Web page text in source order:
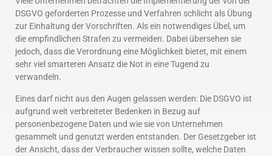
DSGVO geforderten Prozesse und Verfahren schlicht als Übung
zur Einhaltung der Vorschriften. Als ein notwendiges Übel, um
die empfindlichen Strafen zu vermeiden. Dabei übersehen sie
jedoch, dass die Verordnung eine Möglichkeit bietet, mit einem
sehr viel smarteren Ansatz die Not in eine Tugend zu
verwandeln.
Eines darf nicht aus den Augen gelassen werden: Die DSGVO ist
aufgrund weit verbreiteter Bedenken in Bezug auf
personenbezogene Daten und wie sie von Unternehmen
gesammelt und genutzt werden entstanden. Der Gesetzgeber ist
der Ansicht, dass der Verbraucher wissen sollte, welche Daten